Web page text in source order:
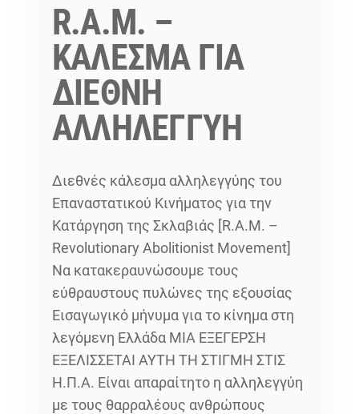
R.A.M. –
ΚΑΛΕΣΜΑ ΓΙΑ
ΔΙΕΘΝΗ
ΑΛΛΗΛΕΓΓΥΗ
Διεθνές κάλεσμα αλληλεγγύης του
Επαναστατικού Κινήματος για την
Κατάργηση της Σκλαβιάς [R.A.M. –
Revolutionary Abolitionist Movement]
Να κατακεραυνώσουμε τους
εύθραυστους πυλώνες της εξουσίας
Εισαγωγικό μήνυμα για το κίνημα στη
λεγόμενη Ελλάδα ΜΙΑ ΕΞΕΓΕΡΣΗ
ΕΞΕΛΙΣΣΕΤΑΙ ΑΥΤΗ ΤΗ ΣΤΙΓΜΗ ΣΤΙΣ
Η.Π.Α. Είναι απαραίτητο η αλληλεγγύη
με τους θαρραλέους ανθρώπους